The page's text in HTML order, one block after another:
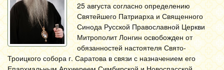
25 августасогласно определению
Святейшего Патриарха и Священного
Синода Русской Православной Церкви
Митрополит Лонгин освобожден от
обязанностей настоятеля Свято-
Троицкого собора г. Саратова в связи с назначением его